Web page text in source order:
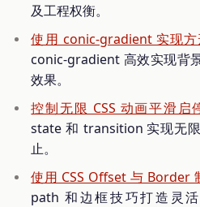
及工程权衡。
使用 conic-gradient 实现
conic-gradient 高效实现背
效果。
控制无限 CSS 动画平滑启
state 和 transition 实现无
止。
使用 CSS Offset 与 Border
path 和边框技巧打造灵